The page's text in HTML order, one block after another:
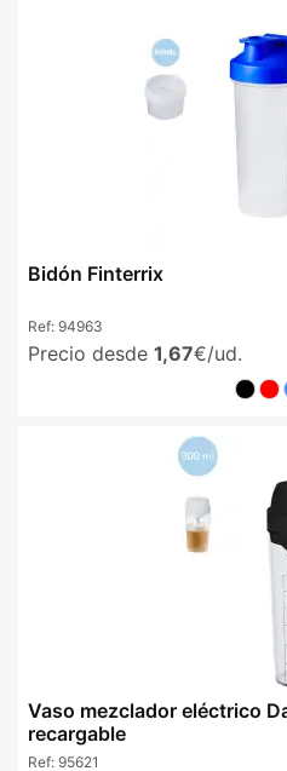
Bidón Finterrix
Ref: 94963
Precio desde 1,67€/ud.
Vaso mezclador eléctrico
recargable
Ref: 95621